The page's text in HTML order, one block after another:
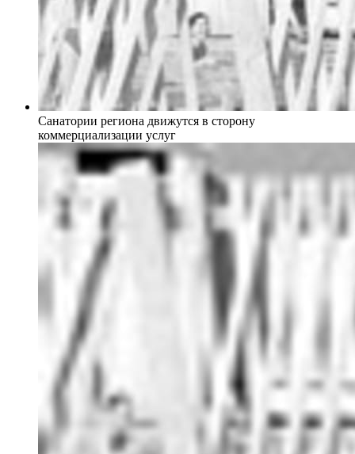
Санатории региона движутся в сторону
коммерциализации услуг